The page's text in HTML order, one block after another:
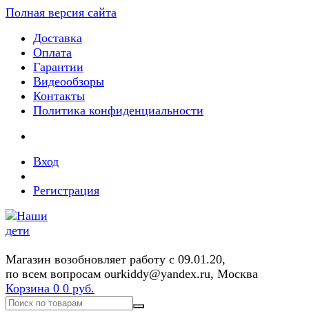
Полная версия сайта
Доставка
Оплата
Гарантии
Видеообзоры
Контакты
Политика конфиденциальности
Вход
Регистрация
Магазин возобновляет работу с 09.01.20,
по всем вопросам ourkiddy@yandex.ru, Москва
Корзина 0 0 руб.